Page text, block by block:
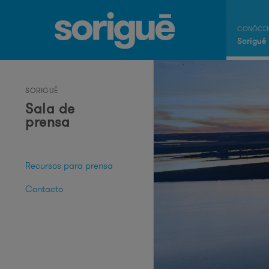
Sorigué
SORIGUÉ
Sala de
prensa
Recursos para prensa
Contacto